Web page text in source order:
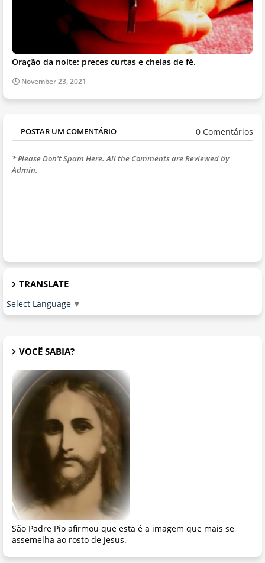
Oração da noite: preces curtas e cheias de fé.
November 23, 2021
POSTAR UM COMENTÁRIO 0 Comentários
* Please Don't Spam Here. All the Comments are Reviewed by
Admin.
TRANSLATE
Select Language ▼
VOCÊ SABIA?
São Padre Pio afirmou que esta é a imagem que mais se
assemelha ao rosto de Jesus.